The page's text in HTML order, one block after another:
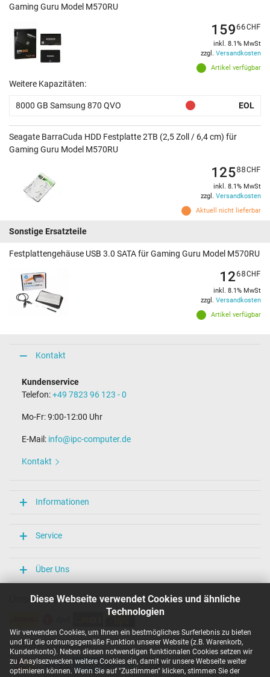
Diese Webseite verwendet Cookies und ähnliche
Technologien
Wir verwenden Cookies, um Ihnen ein bestmögliches Surferlebnis zu bieten
und für die ordnungsgemäße Funktion unserer Website (z.B. Warenkorb,
Kundenkonto). Neben diesen notwendigen funktionalen Cookies setzen wir
zu Anaylsezwecken weitere Cookies ein, damit wir unsere Webseite weiter
optimieren können. Wenn Sie auf "Zustimmen" klicken, stimmen Sie der
Gaming Guru Model M570RU
Artikel verfügbar
15966CHF
inkl. 8.1% MwSt
zzgl. Versandkosten
Weitere Kapazitäten:
8000 GB Samsung 870 QVO EOL
Seagate BarraCuda HDD Festplatte 2TB (2,5 Zoll / 6,4 cm) für
Gaming Guru Model M570RU
Aktuell nicht lieferbar
12588CHF
inkl. 8.1% MwSt
zzgl. Versandkosten
Sonstige Ersatzteile
Festplattengehäuse USB 3.0 SATA für Gaming Guru Model M570RU
Artikel verfügbar
1268CHF
inkl. 8.1% MwSt
zzgl. Versandkosten
Kontakt
Kundenservice
Telefon:+49 7823 96 123 - 0
Mo-Fr: 9:00-12:00 Uhr
E-Mail: info@ipc-computer.de
Kontakt
Informationen
Service
Über Uns
Unsere Versandarten
Unsere Zahlarten